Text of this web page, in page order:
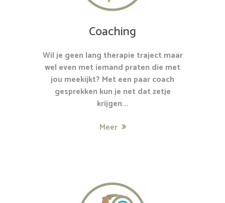
Coaching
Wil je geen lang therapie traject maar
wel even met iemand praten die met
jou meekijkt? Met een paar coach
gesprekken kun je net dat zetje
krijgen...
Meer